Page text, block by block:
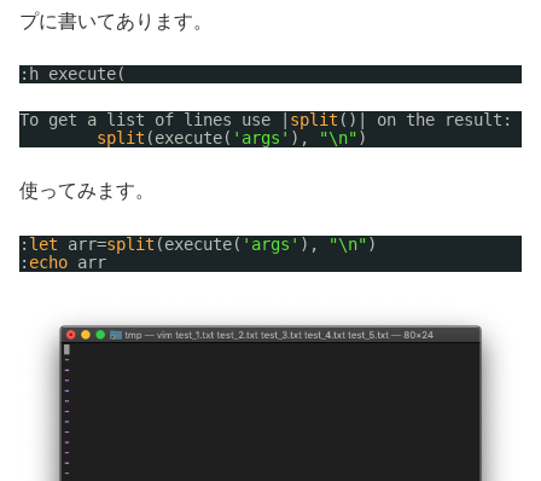
プに書いてあります。
:h execute(
To get a list of lines use | split ()| on the result:
split (execute( 'args' ), "\n")
使ってみます。
: let arr=split (execute( 'args' ), "\n")
: echo arr